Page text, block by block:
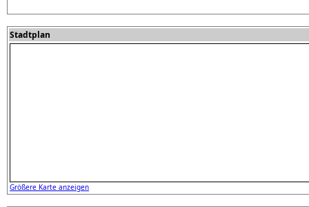
Stadtplan
Größere Karte anzeigen